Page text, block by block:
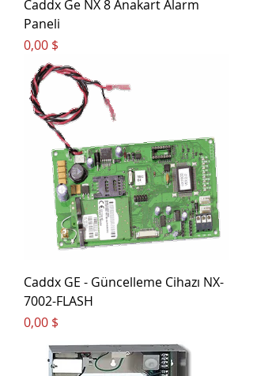
Caddx Ge NX 8 Anakart Alarm
Paneli
Цена
0,00 $
Caddx GE - Güncelleme Cihazı NX-
7002-FLASH
Цена
0,00 $